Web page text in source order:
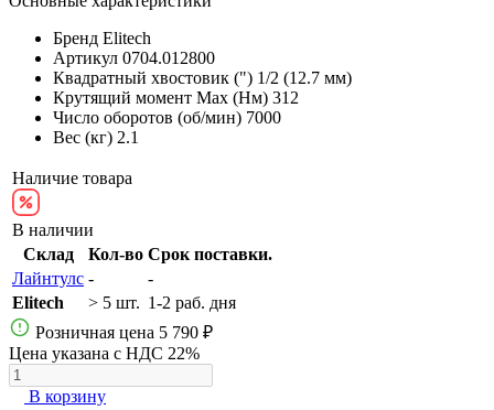
Бренд Elitech
Артикул 0704.012800
Квадратный хвостовик (") 1/2 (12.7 мм)
Крутящий момент Max (Нм) 312
Число оборотов (об/мин) 7000
Вес (кг) 2.1
Наличие товара
В наличии
Склад
Кол-во Срок поставки.
Лайнтулс -
-
Elitech
> 5 шт. 1-2 раб. дня
Розничная цена 5 790 ₽
Цена указана с НДС 22%
В корзину